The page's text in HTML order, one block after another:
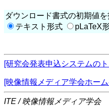
ダウンロード書式の初期値
テキスト形式
pLaTeX
[研究会発表申込システムの
[映像情報メディア学会ホー
ITE / 映像情報メディア学会